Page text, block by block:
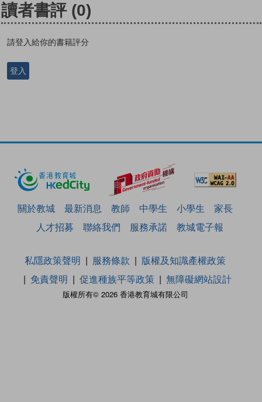
讀者書評 (0)
請登入給你的書籍評分
登入
關於教城 最新消息 教師 中學生 小學生
家長
人才招募
聯絡我們 服務承諾 教城電子報
版權所有© 2026 香港教育城有限公司
私隱政策聲明 服務條款
版權及知識產權政策
免責聲明
促進種族平等政策 無障礙網站設計